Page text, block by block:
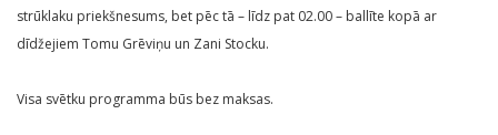
strūklaku priekšnesums, bet pēc tā – līdz pat 02.00 – ballīte kopā ar
dīdžejiem Tomu Grēviņu un Zani Stocku.
Visa svētku programma būs bez maksas.